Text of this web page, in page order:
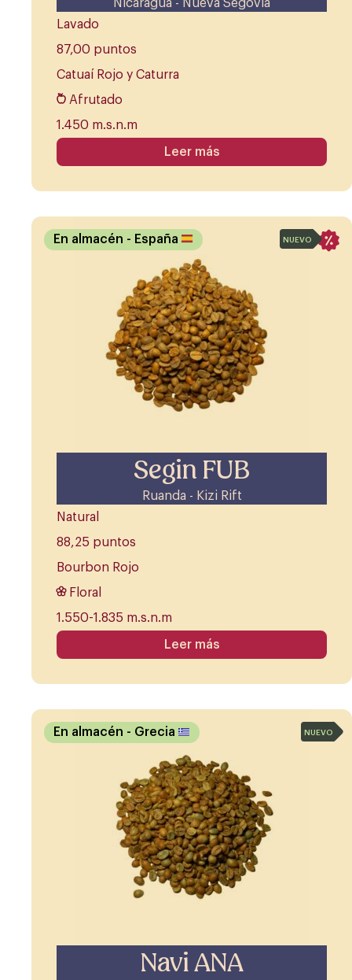
Nicaragua - Nueva Segovia
Lavado
87,00 puntos
Catuaí Rojo y Caturra
Afrutado
1.450 m.s.n.m
Leer más
Segin FUB
Ruanda - Kizi Rift
En almacén - España
Natural
88,25 puntos
Bourbon Rojo
Floral
1.550-1.835 m.s.n.m
NUEVO
Leer más
Navi ANA
En almacén - Grecia NUEVO